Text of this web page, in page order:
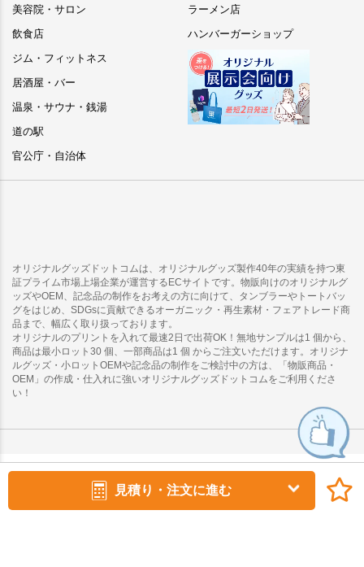
見積り・注文に進む
美容院・サロン
飲食店
ジム・フィットネス
居酒屋・バー
温泉・サウナ・銭湯
道の駅
官公庁・自治体
ラーメン店
ハンバーガーショップ
オリジナルグッズドットコムは、オリジナルグッズ製作40年の実績を持つ東
証プライム市場上場企業が運営するECサイトです。物販向けのオリジナルグ
ッズやOEM、記念品の制作をお考えの方に向けて、タンブラーやトートバッ
グをはじめ、SDGsに貢献できるオーガニック・再生素材・フェアトレード商
品まで、幅広く取り扱っております。
オリジナルのプリントを入れて最速2日で出荷OK！無地サンプルは1 個から、
商品は最小ロット30 個、一部商品は1 個 からご注文いただけます。オリジナ
ルグッズ・小ロットOEMや記念品の制作をご検討中の方は、「物販商品・
OEM」の作成・仕入れに強いオリジナルグッズドットコムをご利用くださ
い！
copyright (c) オリジナルグッズドットコム all rights reserved.